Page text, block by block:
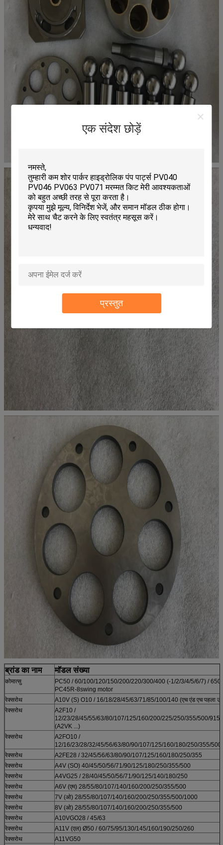
एक संदेश छोड़ें
प्रस्तुत
ब्रांड का नाम मॉडल संख्या
कोमात्सु
PC50 / 60/100/120/150/200/220/300/400 (-1/2/3/4/5/6/7) / 650;
PC45R-8swing motor
रेक्सरोथ
A10V (S) O10 / 16/18/28/45/63/71/85/100/140 (एच एंड एच पहला
रेक्सरोथ
A2F10 /
12/23/28/45/55/63/80/107/125/160/200/225/250/355/500/915/
(A2VK ...)
रेक्सरोथ
A2FO10 /
12/16/23/28/32/45/56/63/80/90/107/125/160/180/250/355/500
रेक्सरोथ
A2FE28 / 32/45/56/63/80/90/107/125/160/180/250/355
रेक्सरोथ
A4V (SO) 40/45/50/56/71/90/125/180/250/355/500
रेक्सरोथ
A4VG25 / 28/40/45/50/56/71/90/125/140/180/250
रेक्सरोथ
A6V (एम) 28/55/80/107/140/160/200/250/355/500
रेक्सरोथ
7V (ओ) 28/55/80/107/140/160/200/250/355/500/1000
रेक्सरोथ
8V (ओ) 28/55/80/107/140/160/200/250/355/500
रेक्सरोथ
A10VGO28 / 45/63
रेक्सरोथ
A11V (एल) Ø50 / 60/75/95/130/145/160/190/250/260
रेक्सरोथ
A11VG50